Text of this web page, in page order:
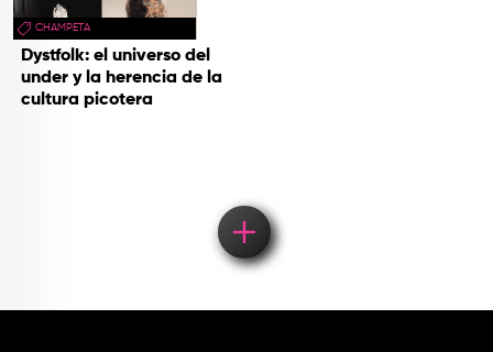
CHAMPETA
Dystfolk: el universo del
under y la herencia de la
cultura picotera